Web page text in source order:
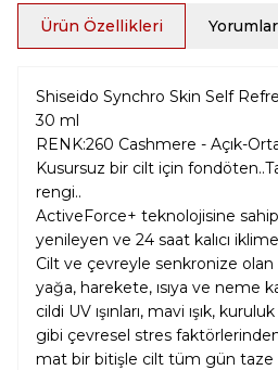
Ürün Özellikleri Yorumlar
Shiseido Synchro Skin Self
30 ml
RENK:260 Cashmere - Açık-
Kusursuz bir cilt için
rengi..
ActiveForce+ teknolojisine
yenileyen ve 24 saat kalıcı
Cilt ve çevreyle senkronize olan
yağa, harekete, ısıya ve neme
cildi UV ışınları, mavi ışık,
gibi çevresel stres
mat bir bitişle cilt tüm gün taze